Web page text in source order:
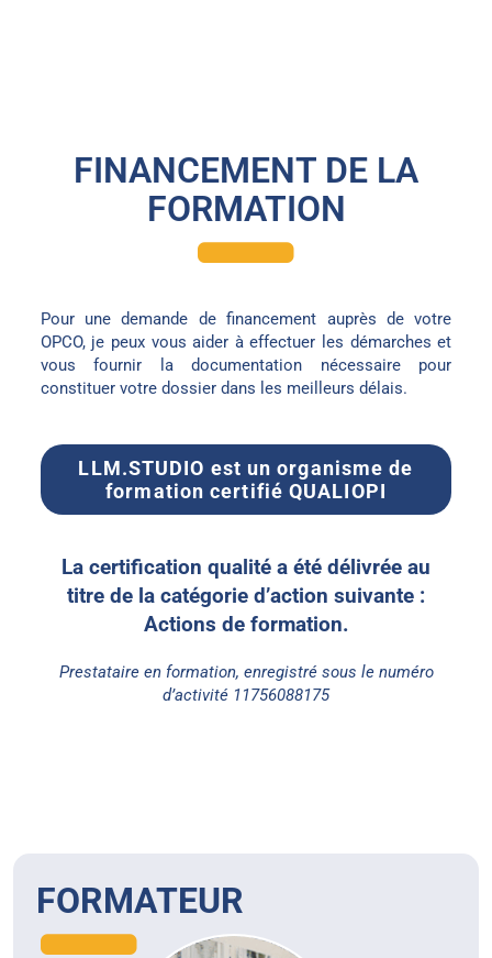
FINANCEMENT DE LA
FORMATION
Pour une demande de financement auprès de votre
OPCO, je peux vous aider à effectuer les démarches et
vous fournir la documentation nécessaire pour
constituer votre dossier dans les meilleurs délais.
LLM.STUDIO est un organisme de
formation certifié QUALIOPI
La certification qualité a été délivrée au
titre de la catégorie d’action suivante :
Actions de formation.
Prestataire en formation, enregistré sous le numéro
d’activité 11756088175
FORMATEUR